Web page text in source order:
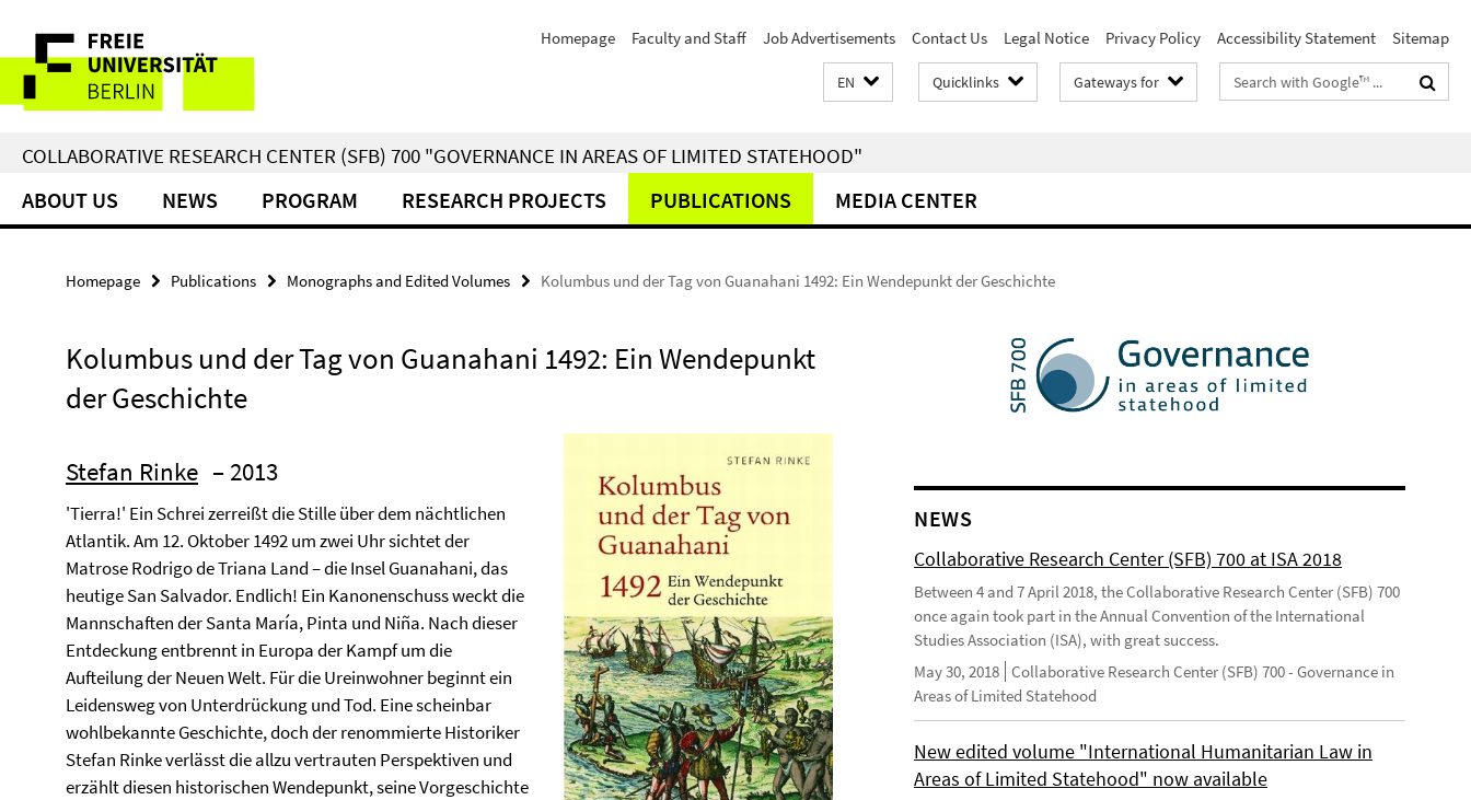
direkt
Inhalt
Service
Navigation
Homepage Faculty and Staff Job Advertisements Contact Us Legal Notice Privacy Policy Accessibility Statement Sitemap
EN Quicklinks Gateways for
Search
terms
COLLABORATIVE RESEARCH CENTER (SFB) 700 "GOVERNANCE IN AREAS OF LIMITED STATEHOOD"
ABOUT US NEWS PROGRAM RESEARCH PROJECTS PUBLICATIONS MEDIA CENTER
Homepage Publications Monographs and Edited Volumes Kolumbus und der Tag von Guanahani 1492: Ein Wendepunkt der Geschichte
Kolumbus und der Tag von Guanahani 1492: Ein Wendepunkt
der Geschichte
Stefan Rinke – 2013
'Tierra!' Ein Schrei zerreißt die Stille über dem nächtlichen
Atlantik. Am 12. Oktober 1492 um zwei Uhr sichtet der
Matrose Rodrigo de Triana Land – die Insel Guanahani, das
heutige San Salvador. Endlich! Ein Kanonenschuss weckt die
Mannschaften der Santa María, Pinta und Niña. Nach dieser
Entdeckung entbrennt in Europa der Kampf um die
Aufteilung der Neuen Welt. Für die Ureinwohner beginnt ein
Leidensweg von Unterdrückung und Tod. Eine scheinbar
wohlbekannte Geschichte, doch der renommierte Historiker
Stefan Rinke verlässt die allzu vertrauten Perspektiven und
erzählt diesen historischen Wendepunkt, seine Vorgeschichte
NEWS
Collaborative Research Center (SFB) 700 at ISA 2018
Between 4 and 7 April 2018, the Collaborative Research Center (SFB) 700
once again took part in the Annual Convention of the International
Studies Association (ISA), with great success.
May 30, 2018 Collaborative Research Center (SFB) 700 - Governance in
Areas of Limited Statehood
New edited volume "International Humanitarian Law in
Areas of Limited Statehood" now available